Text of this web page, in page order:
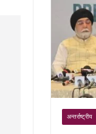
अन्तर्राष्ट्रीय